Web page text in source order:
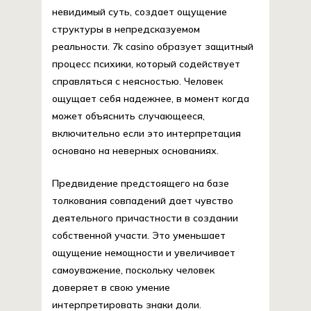
невидимый суть, создает ощущение
структуры в непредсказуемом
реальности. 7k casino образует защитный
процесс психики, который содействует
справляться с неясностью. Человек
ощущает себя надежнее, в момент когда
может объяснить случающееся,
включительно если это интерпретация
основано на неверных основаниях.
Предвидение предстоящего на базе
толкования совпадений дает чувство
деятельного причастности в создании
собственной участи. Это уменьшает
ощущение немощности и увеличивает
самоуважение, поскольку человек
доверяет в свою умение
интерпретировать знаки доли.